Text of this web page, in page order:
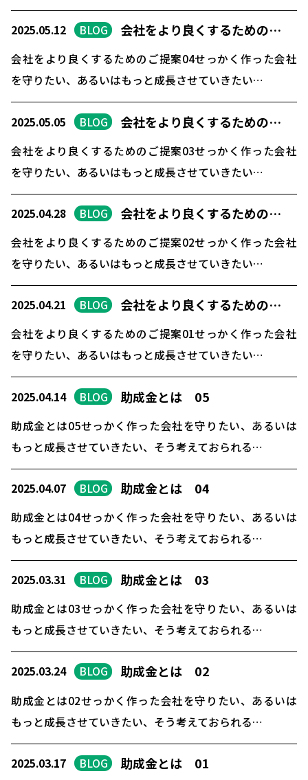
2025.05.12 BLOG 会社をより良くするための…
会社をより良くするためのご提案04せっかく作った会社
を守りたい、あるいはもっと成長させていきたい…
2025.05.05 BLOG 会社をより良くするための…
会社をより良くするためのご提案03せっかく作った会社
を守りたい、あるいはもっと成長させていきたい…
2025.04.28 BLOG 会社をより良くするための…
会社をより良くするためのご提案02せっかく作った会社
を守りたい、あるいはもっと成長させていきたい…
2025.04.21 BLOG 会社をより良くするための…
会社をより良くするためのご提案01せっかく作った会社
を守りたい、あるいはもっと成長させていきたい…
2025.04.14 BLOG 助成金とは 05
助成金とは05せっかく作った会社を守りたい、あるいは
もっと成長させていきたい、そう考えておられる…
2025.04.07 BLOG 助成金とは 04
助成金とは04せっかく作った会社を守りたい、あるいは
もっと成長させていきたい、そう考えておられる…
2025.03.31 BLOG 助成金とは 03
助成金とは03せっかく作った会社を守りたい、あるいは
もっと成長させていきたい、そう考えておられる…
2025.03.24 BLOG 助成金とは 02
助成金とは02せっかく作った会社を守りたい、あるいは
もっと成長させていきたい、そう考えておられる…
2025.03.17 BLOG 助成金とは 01